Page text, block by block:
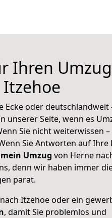
Ihren Umzug
Ecke oder deutschlandweit
unserer Seite, wenn es
Sie nicht weiterwissen
Sie Antworten auf Ihre
Umzug von Herne
denn wir haben immer
parat.
Itzehoe oder ein
, damit Sie problemlos und